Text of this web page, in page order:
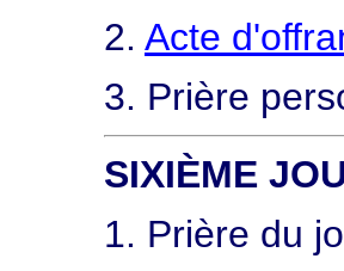
2. Acte
3. Prière
SIXIÈME
1. Prière du